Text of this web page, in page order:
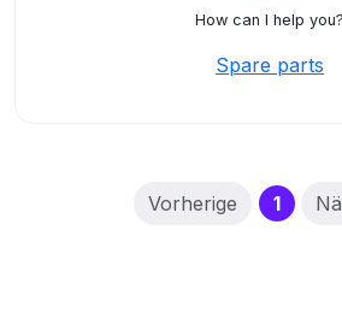
How can I help you?
Spare parts
Vorherige 1